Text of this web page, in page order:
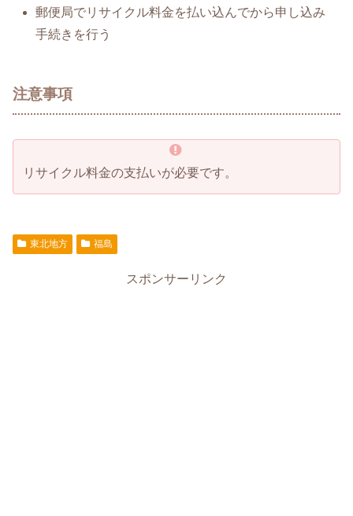
郵便局でリサイクル料金を払い込んでから申し込み
手続きを行う
注意事項
リサイクル料金の支払いが必要です。
東北地方 福島
スポンサーリンク